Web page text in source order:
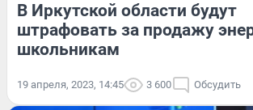
В Иркутской области будут
штрафовать за продажу
школьникам
19 апреля, 2023, 14:45 3 600 Обсудить